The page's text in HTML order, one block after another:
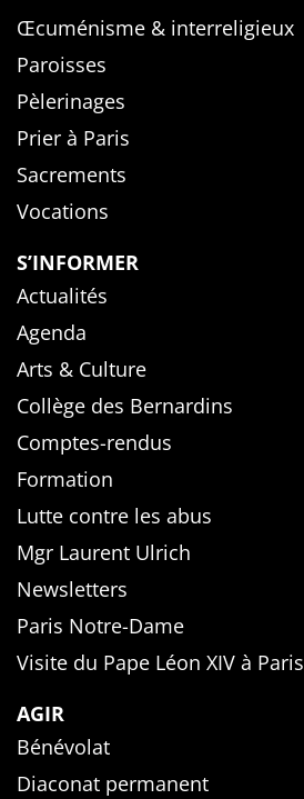
Œcuménisme & interreligieux
Paroisses
Pèlerinages
Prier à Paris
Sacrements
Vocations
S’INFORMER
Actualités
Agenda
Arts & Culture
Collège des Bernardins
Comptes-rendus
Formation
Lutte contre les abus
Mgr Laurent Ulrich
Newsletters
Paris Notre-Dame
Visite du Pape Léon XIV à Paris
AGIR
Bénévolat
Diaconat permanent